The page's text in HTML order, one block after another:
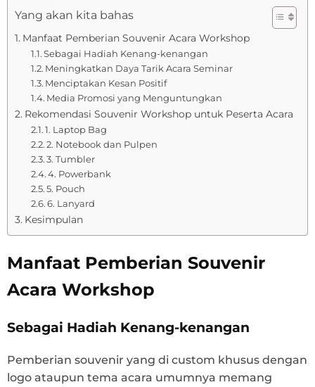
Yang akan kita bahas
Manfaat Pemberian Souvenir Acara Workshop
Sebagai Hadiah Kenang-kenangan
Meningkatkan Daya Tarik Acara Seminar
Menciptakan Kesan Positif
Media Promosi yang Menguntungkan
Rekomendasi Souvenir Workshop untuk Peserta Acara
1. Laptop Bag
2. Notebook dan Pulpen
3. Tumbler
4. Powerbank
5. Pouch
6. Lanyard
Kesimpulan
Manfaat Pemberian Souvenir
Acara Workshop
Sebagai Hadiah Kenang-kenangan
Pemberian souvenir yang di custom khusus dengan
logo ataupun tema acara umumnya memang